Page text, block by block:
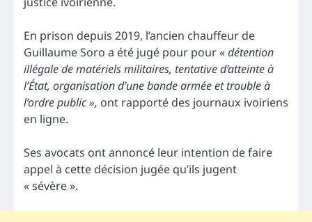
En prison depuis 2019, l’ancien chauffeur de
Guillaume Soro a été jugé pour pour« détention
illégale de matériels militaires, tentative d’atteinte à
l’État, organisation d’une bande armée et trouble à
l’ordre public », ont rapporté des journaux ivoiriens
en ligne.
Ses avocats ont annoncé leur intention de faire
appel à cette décision jugée qu’ils jugent
« sévère ».